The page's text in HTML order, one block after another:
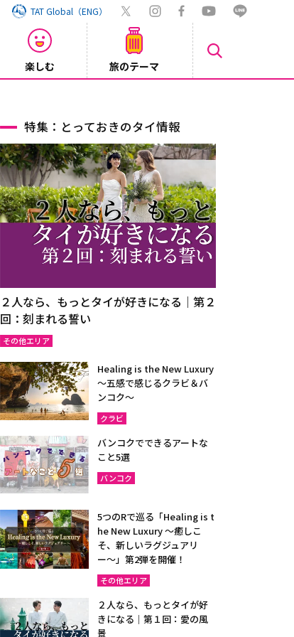
TAT Global（ENG）
楽しむ 旅のテーマ
特集：とっておきのタイ情報
２人なら、もっとタイが好きになる｜第２
回：刻まれる誓い
その他エリア
Healing is the New Luxury
～五感で感じるクラビ＆バ
ンコク～
クラビ
バンコクでできるアートな
こと5選
バンコク
5つのRで巡る「Healing is t
he New Luxury ～癒しこ
そ、新しいラグジュアリ
ー〜」第2弾を開催！
その他エリア
２人なら、もっとタイが好
きになる｜第１回：愛の風
景